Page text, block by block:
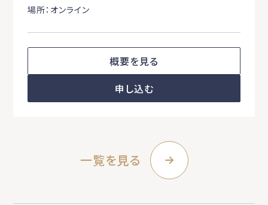
場所：オンライン
概要を見る
申し込む
一覧を見る